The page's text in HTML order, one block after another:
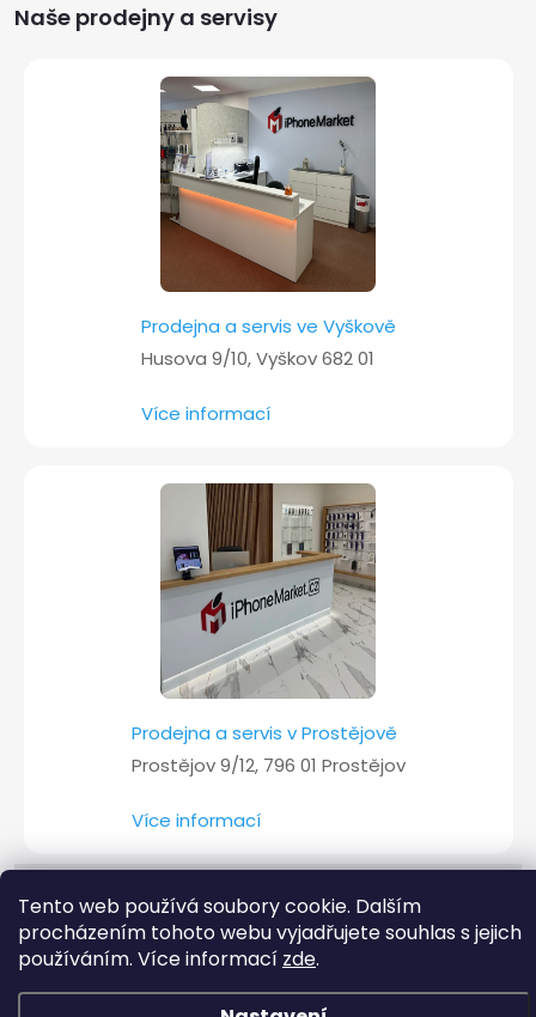
Tento web používá soubory cookie. Dalším
procházením tohoto webu vyjadřujete souhlas s jejich
používáním. Více informací zde.
aNaše prodejny a servisy
Prodejna a servis ve Vyškově
Husova 9/10, Vyškov 682 01
Více informací
Prodejna a servis v Prostějově
Prostějov 9/12, 796 01 Prostějov
Více informací
Vytvořil Shoptet
Copyright 2026iPhoneMarket.cz. Všechna práva vyhrazena.